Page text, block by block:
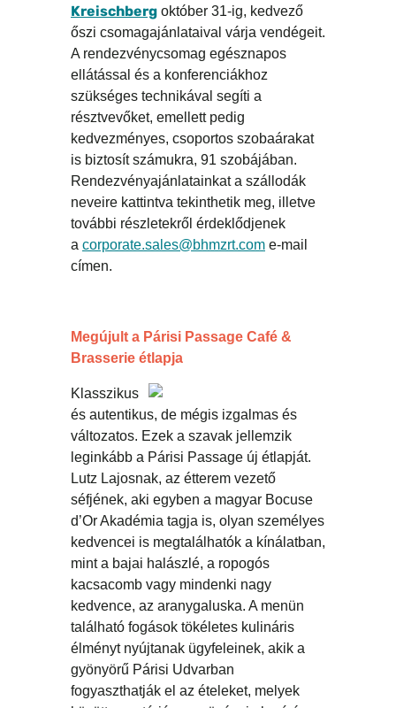
Kreischberg október 31-ig, kedvező
őszi csomagajánlataival várja vendégeit.
A rendezvénycsomag egésznapos
ellátással és a konferenciákhoz
szükséges technikával segíti a
résztvevőket, emellett pedig
kedvezményes, csoportos szobaárakat
is biztosít számukra, 91 szobájában.
Rendezvényajánlatainkat a szállodák
neveire kattintva tekinthetik meg, illetve
további részletekről érdeklődjenek
a corporate.sales@bhmzrt.com e-mail
címen.
Megújult a Párisi Passage Café &
Brasserie étlapja
Klasszikus
és autentikus, de mégis izgalmas és
változatos. Ezek a szavak jellemzik
leginkább a Párisi Passage új étlapját.
Lutz Lajosnak, az étterem vezető
séfjének, aki egyben a magyar Bocuse
d’Or Akadémia tagja is, olyan személyes
kedvencei is megtalálhatók a kínálatban,
mint a bajai halászlé, a ropogós
kacsacomb vagy mindenki nagy
kedvence, az aranygaluska. A menün
található fogások tökéletes kulináris
élményt nyújtanak ügyfeleinek, akik a
gyönyörű Párisi Udvarban
fogyaszthatják el az ételeket, melyek